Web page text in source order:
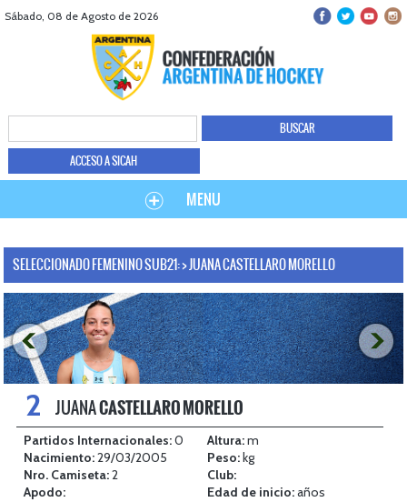
Sábado, 08 de Agosto de 2026
ACCESO A SICAH
MENU
SELECCIONADO FEMENINO SUB21: > JUANA CASTELLARO MORELLO
2 JUANACASTELLARO MORELLO
Partidos Internacionales:0
Nacimiento:29/03/2005
Nro. Camiseta:2
Apodo:
Altura:m
Peso:kg
Club:
Edad de inicio:años